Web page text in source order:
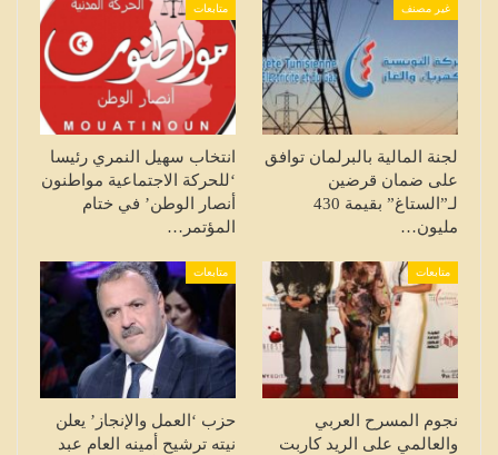
غير مصنف
لجنة المالية بالبرلمان توافق
على ضمان قرضين
لـ”الستاغ” بقيمة 430
مليون…
متابعات
انتخاب سهيل النمري رئيسا
‘للحركة الاجتماعية مواطنون
أنصار الوطن’ في ختام
المؤتمر…
متابعات
نجوم المسرح العربي
والعالمي على الريد كاربت
متابعات
حزب ‘العمل والإنجاز’ يعلن
نيته ترشيح أمينه العام عبد